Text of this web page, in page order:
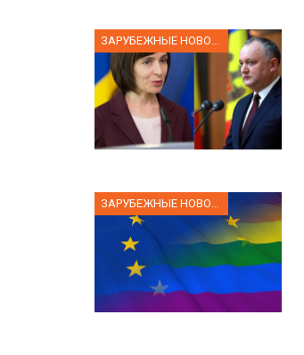
ЗАРУБЕЖНЫЕ НОВОСТИ
ЗАРУБЕЖНЫЕ НОВОСТИ